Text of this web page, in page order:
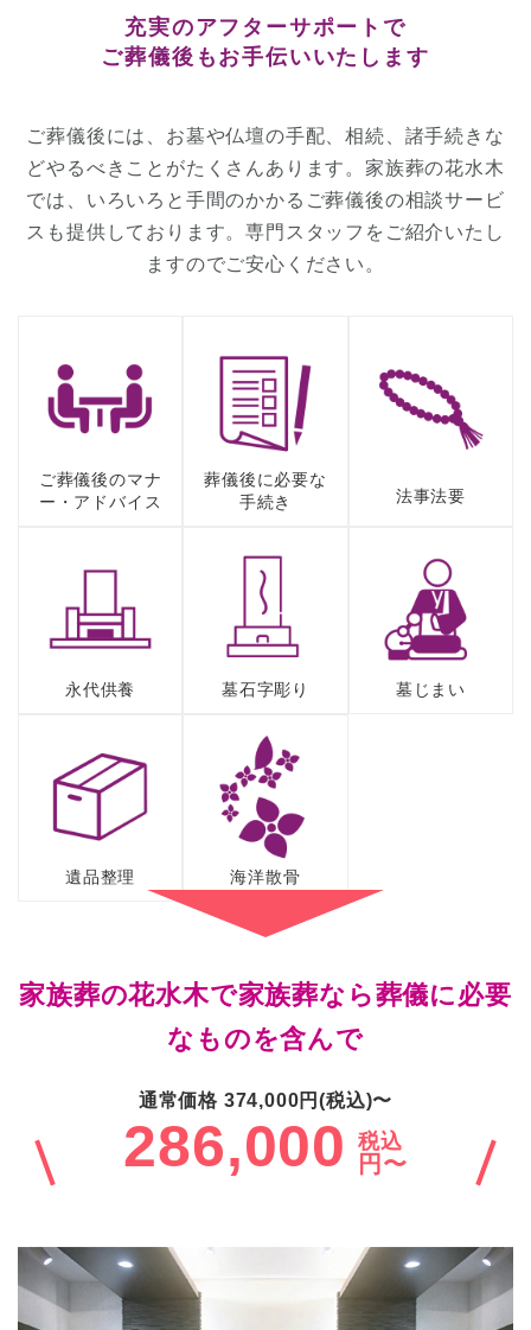
充実のアフターサポート で
ご葬儀後もお手伝いいたします
ご葬儀後には、お墓や仏壇の手配、相続、諸手続きな
どやるべきことがたくさんあります。 家族葬の花水木
では、いろいろと手間のかかるご葬儀後の相談サービ
スも提供しております。専門スタッフをご紹介いたし
ますのでご安心ください。
ご葬儀後のマナ
ー・アドバイス
葬儀後に必要な
⼿続き
法事法要
永代供養 墓⽯字彫り 墓じまい
遺品整理 海洋散骨
家族葬の花水木で家族葬なら葬儀に必要
なものを含んで
通常価格 374,000円(税込)〜
286,000 税込
円〜